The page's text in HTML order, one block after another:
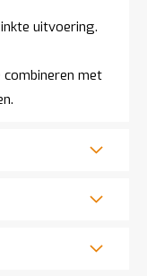
uitvoering.
combineren met